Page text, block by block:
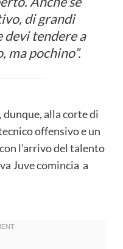
di grandi
devi tendere a
ma pochino”.
alla corte di
offensivo e un
l’arrivo del talento
Juve comincia a